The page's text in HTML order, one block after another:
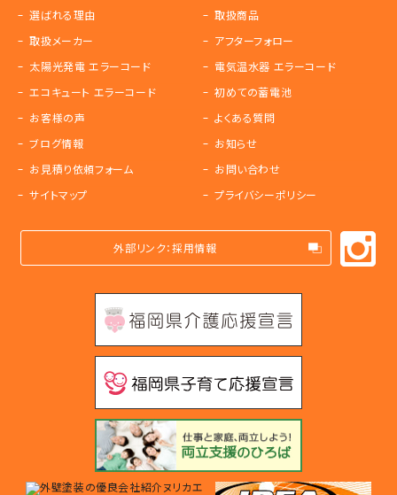
選ばれる理由
取扱商品
取扱メーカー
アフターフォロー
太陽光発電 エラーコード
電気温水器 エラーコード
エコキュート エラーコード
初めての蓄電池
お客様の声
よくある質問
ブログ情報
お知らせ
お見積り依頼フォーム
お問い合わせ
サイトマップ
プライバシーポリシー
外部リンク：採用情報